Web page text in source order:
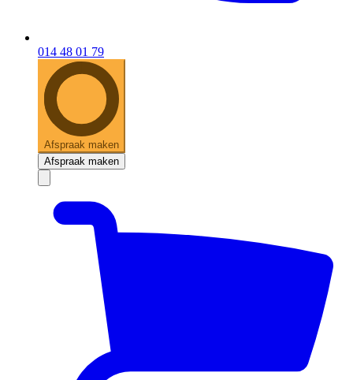
014 48 01 79
Afspraak maken
Afspraak maken